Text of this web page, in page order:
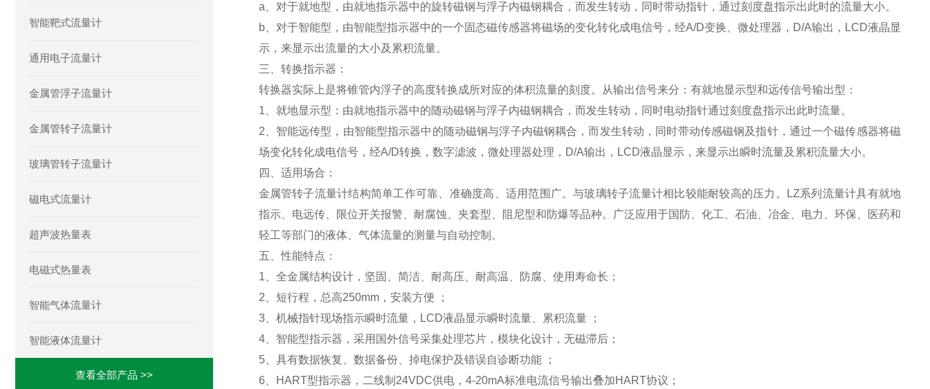
智能靶式流量计
通用电子流量计
金属管浮子流量计
金属管转子流量计
玻璃管转子流量计
磁电式流量计
超声波热量表
电磁式热量表
智能气体流量计
智能液体流量计
查看全部产品 >>
a、对于就地型，由就地指示器中的旋转磁钢与浮子内磁钢耦合，而发生转动，同时带动指针，通过刻度盘指示出此时的流量大小。
b、对于智能型，由智能型指示器中的一个固态磁传感器将磁场的变化转化成电信号，经A/D变换、微处理器，D/A输出，LCD液晶显
示，来显示出流量的大小及累积流量。
三、转换指示器：
转换器实际上是将锥管内浮子的高度转换成所对应的体积流量的刻度。从输出信号来分：有就地显示型和远传信号输出型：
1、就地显示型：由就地指示器中的随动磁钢与浮子内磁钢耦合，而发生转动，同时电动指针通过刻度盘指示出此时流量。
2、智能远传型，由智能型指示器中的随动磁钢与浮子内磁钢耦合，而发生转动，同时带动传感磁钢及指针，通过一个磁传感器将磁
场变化转化成电信号，经A/D转换，数字滤波，微处理器处理，D/A输出，LCD液晶显示，来显示出瞬时流量及累积流量大小。
四、适用场合：
金属管转子流量计结构简单工作可靠、准确度高、适用范围广。与玻璃转子流量计相比较能耐较高的压力。LZ系列流量计具有就地
指示、电远传、限位开关报警、耐腐蚀、夹套型、阻尼型和防爆等品种。广泛应用于国防、化工、石油、冶金、电力、环保、医药和
轻工等部门的液体、气体流量的测量与自动控制。
五、性能特点：
1、全金属结构设计，坚固、简洁、耐高压、耐高温、防腐、使用寿命长；
2、短行程，总高250mm，安装方便 ；
3、机械指针现场指示瞬时流量，LCD液晶显示瞬时流量、累积流量 ；
4、智能型指示器，采用国外信号采集处理芯片，模块化设计，无磁滞后；
5、具有数据恢复、数据备份、掉电保护及错误自诊断功能 ；
6、HART型指示器，二线制24VDC供电，4-20mA标准电流信号输出叠加HART协议；